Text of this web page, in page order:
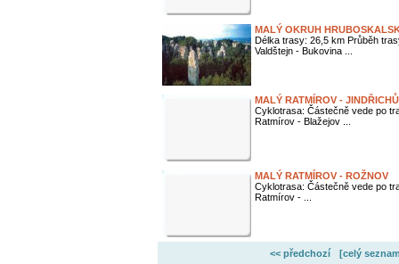
MALÝ OKRUH
Délka trasy: 26,5 km Průběh
Valdštejn - Bukovina ...
MALÝ RATMÍROV -
Cyklotrasa: Částečně vede po
Ratmírov - Blažejov ...
MALÝ RATMÍROV - ROŽNOV
Cyklotrasa: Částečně vede po
Ratmírov - ...
<< předchozí [celý